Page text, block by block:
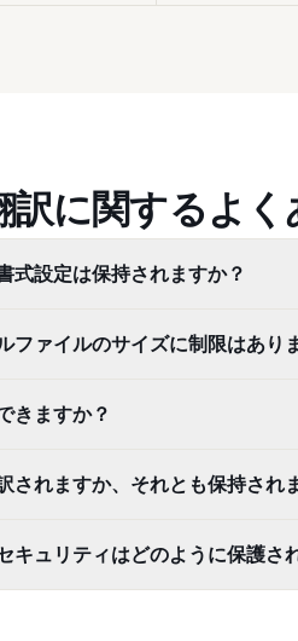
に関するよく
式設定は保持されますか？
ファイルのサイズに制限はあり
きますか？
されますか、それとも保持され
キュリティはどのように保護さ